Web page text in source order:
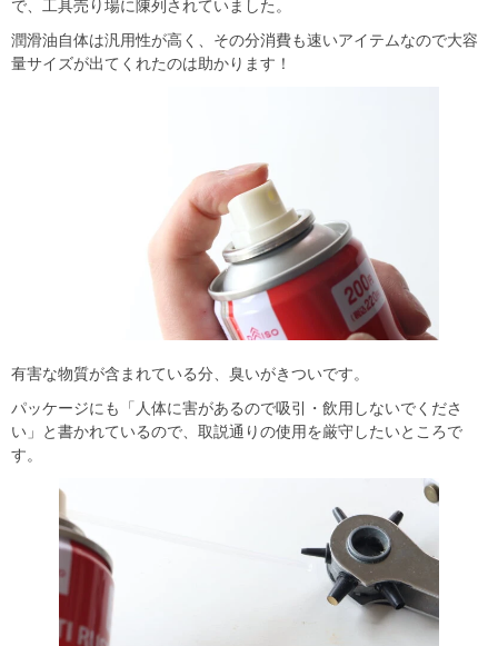
で、工具売り場に陳列されていました。
潤滑油自体は汎用性が高く、その分消費も速いアイテムなので大容
量サイズが出てくれたのは助かります！
有害な物質が含まれている分、臭いがきついです。
パッケージにも「人体に害があるので吸引・飲用しないでくださ
い」と書かれているので、取説通りの使用を厳守したいところで
す。